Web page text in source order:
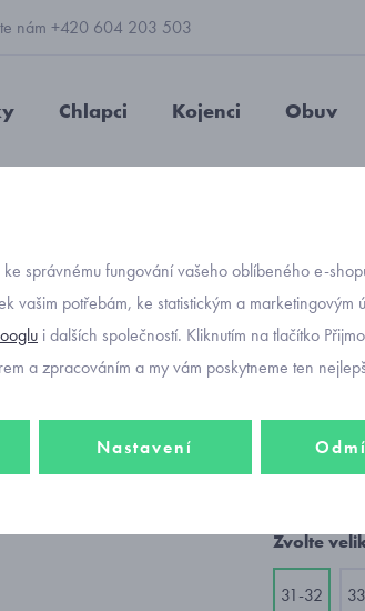
nám +420 604 203 503
Chlapci Kojenci Obuv
-20%
Objednávací
1 398 Kč
1
Zvolte
31-32
správnému fungování vašeho oblíbeného e-
vašim potřebám, ke statistickým a marketingovým
i dalších společností. Kliknutím na tlačítko
a zpracováním a my vám poskytneme ten
Nastavení